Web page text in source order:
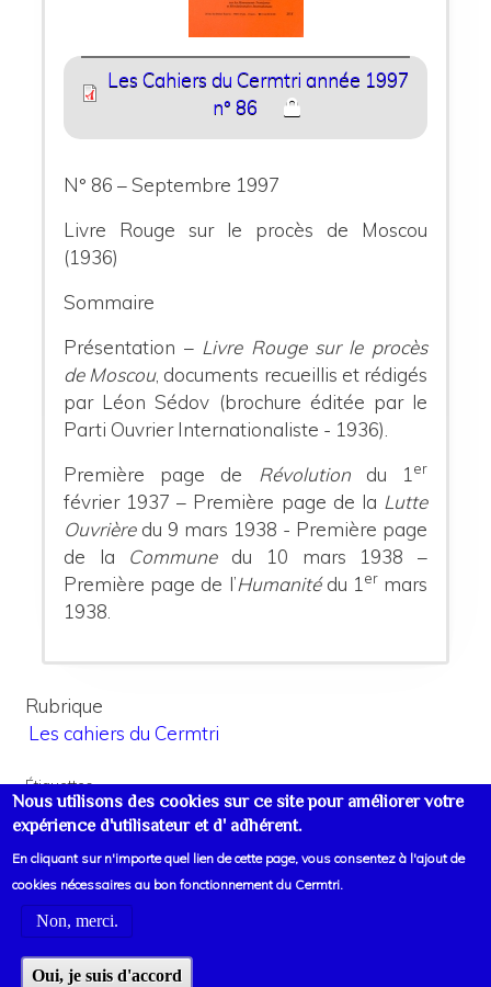
Nous utilisons des cookies sur ce site pour améliorer votre
expérience d'utilisateur et d' adhérent.
En cliquant sur n'importe quel lien de cette page, vous consentez à l'ajout de
cookies nécessaires au bon fonctionnement du Cermtri.
Non, merci.
Oui, je suis d'accord
Les Cahiers du Cermtri année 1997
n° 86
N° 86 – Septembre 1997
Livre Rouge sur le procès de Moscou
(1936)
Sommaire
Présentation – Livre Rouge sur le procès
de Moscou, documents recueillis et rédigés
par Léon Sédov (brochure éditée par le
Parti Ouvrier Internationaliste - 1936).
Première page de
Révolutiondu 1 er
février 1937 – Première page de la Lutte
Ouvrièredu 9 mars 1938 - Première page
de la Communedu 10 mars 1938 –
Première page de l’Humanitédu 1 ermars
1938.
Rubrique
Les cahiers du Cermtri
Étiquettes
Russie-URSS
Stalinisme – oppositions au stalinisme
Voir liens d'informations